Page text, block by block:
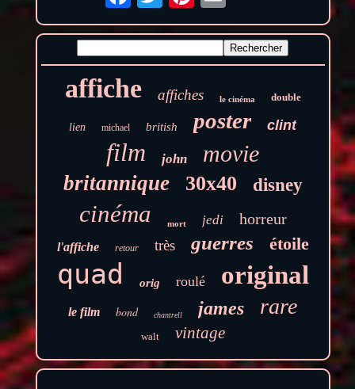
affiche affiches le cinéma double
lien michael british poster clint
film john movie
britannique 30x40 disney
cinéma mort jedi horreur
l'affiche retour très guerres étoile
quad orig roulé original
le film bond chantrell james rare
walt vintage